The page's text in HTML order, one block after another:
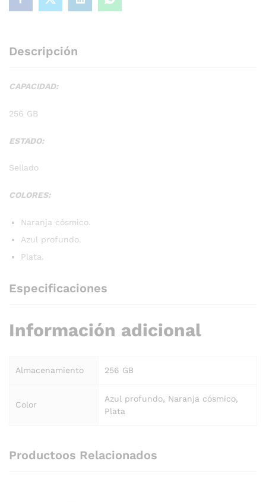
Descripción
CAPACIDAD:
256 GB
ESTADO:
Sellado
COLORES:
Naranja cósmico.
Azul profundo.
Plata.
Especificaciones
Información adicional
Almacenamiento 256 GB
Color
Azul profundo, Naranja cósmico,
Plata
Productoos Relacionados